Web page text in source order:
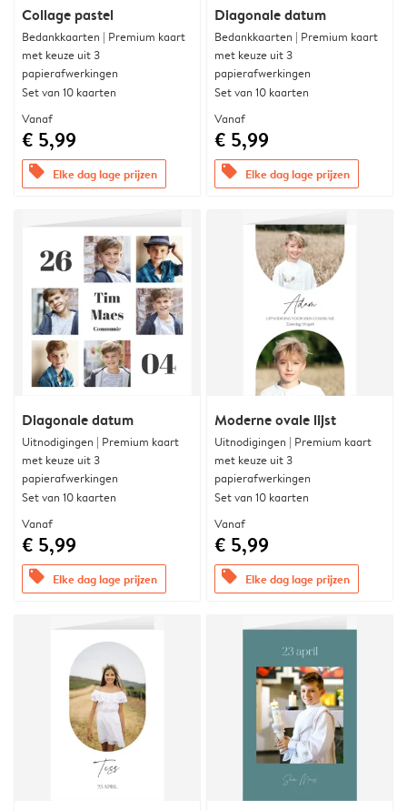
Collage pastel
Bedankkaarten | Premium kaart
met keuze uit 3
papierafwerkingen
Set van 10 kaarten
Vanaf
€ 5,99
offers Elke dag lage prijzen
Diagonale datum
Bedankkaarten | Premium kaart
met keuze uit 3
papierafwerkingen
Set van 10 kaarten
Vanaf
€ 5,99
offers Elke dag lage prijzen
Diagonale datum
Uitnodigingen | Premium kaart
met keuze uit 3
papierafwerkingen
Set van 10 kaarten
Vanaf
€ 5,99
offers Elke dag lage prijzen
Moderne ovale lijst
Uitnodigingen | Premium kaart
met keuze uit 3
papierafwerkingen
Set van 10 kaarten
Vanaf
€ 5,99
offers Elke dag lage prijzen